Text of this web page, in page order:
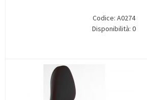
Codice: A0274
Disponibilità: 0